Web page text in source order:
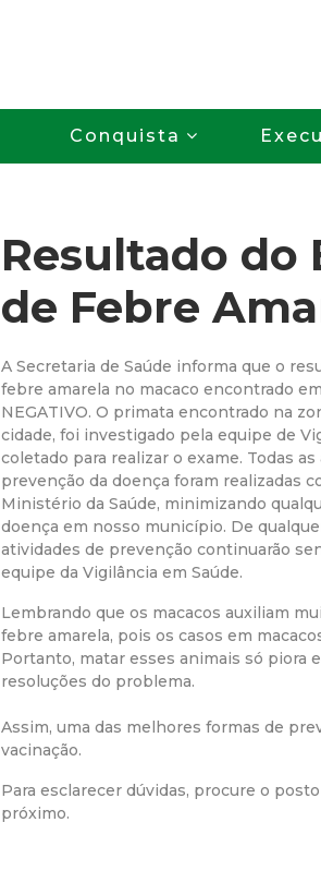
Conquista
Resultado do
de Febre
A Secretaria de Saúde informa que o
febre amarela no macaco encontrado
NEGATIVO. O primata encontrado na
cidade, foi investigado pela equipe de
coletado para realizar o exame. Todas
prevenção da doença foram realizadas
Ministério da Saúde, minimizando
doença em nosso município. De
atividades de prevenção continuarão
equipe da Vigilância em Saúde.
Lembrando que os macacos auxiliam
febre amarela, pois os casos em
Portanto, matar esses animais só piora
resoluções do problema.
Assim, uma das melhores formas de
vacinação.
Para esclarecer dúvidas, procure o
próximo.